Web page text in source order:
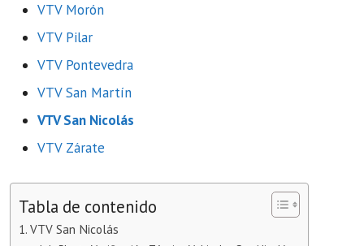
VTV Morón
VTV Pilar
VTV Pontevedra
VTV San Martín
VTV San Nicolás
VTV Zárate
Tabla de contenido
VTV San Nicolás